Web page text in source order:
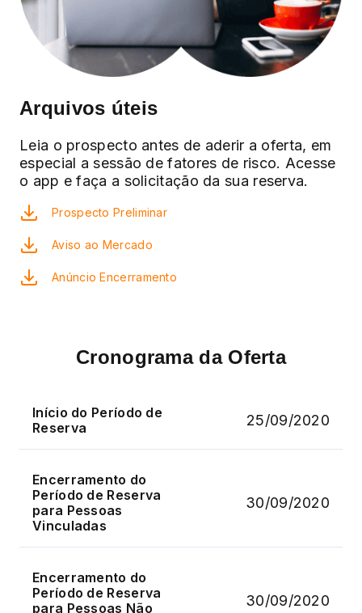
Arquivos úteis
Leia o prospecto antes de aderir a oferta, em
especial a sessão de fatores de risco. Acesse
o app e faça a solicitação da sua reserva.
Prospecto Preliminar
Aviso ao Mercado
Anúncio Encerramento
Cronograma da Oferta
Início do Período de
Reserva
25/09/2020
Encerramento do
Período de Reserva
para Pessoas
Vinculadas
30/09/2020
Encerramento do
Período de Reserva
para Pessoas Não
30/09/2020